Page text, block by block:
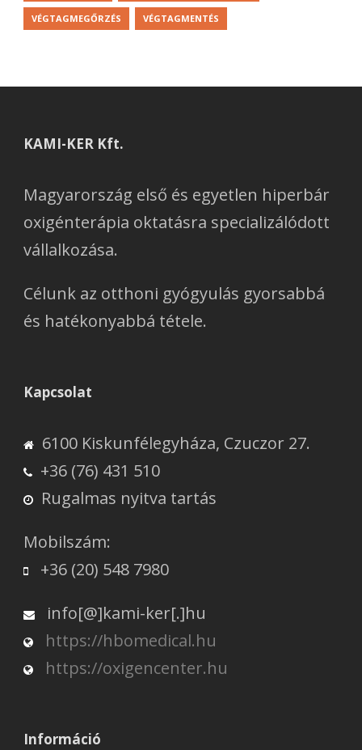
VÉGTAGMEGŐRZÉS VÉGTAGMENTÉS
KAMI-KER Kft.
Magyarország első és egyetlen hiperbár
oxigénterápia oktatásra specializálódott
vállalkozása.
Célunk az otthoni gyógyulás gyorsabbá
és hatékonyabbá tétele.
Kapcsolat
6100 Kiskunfélegyháza, Czuczor 27.
+36 (76) 431 510
Rugalmas nyitva tartás
Mobilszám:
+36 (20) 548 7980
info[@]kami-ker[.]hu
https://hbomedical.hu
https://oxigencenter.hu
Információ